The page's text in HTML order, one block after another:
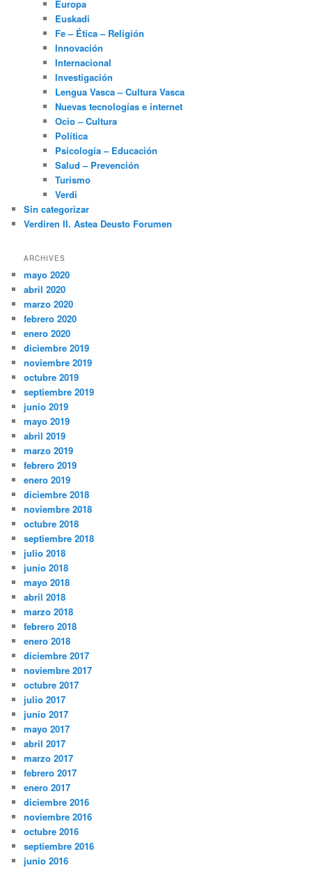
Europa
Euskadi
Fe – Ética – Religión
Innovación
Internacional
Investigación
Lengua Vasca – Cultura Vasca
Nuevas tecnologías e internet
Ocio – Cultura
Política
Psicología – Educación
Salud – Prevención
Turismo
Verdi
Sin categorizar
Verdiren II. Astea Deusto Forumen
ARCHIVES
mayo 2020
abril 2020
marzo 2020
febrero 2020
enero 2020
diciembre 2019
noviembre 2019
octubre 2019
septiembre 2019
junio 2019
mayo 2019
abril 2019
marzo 2019
febrero 2019
enero 2019
diciembre 2018
noviembre 2018
octubre 2018
septiembre 2018
julio 2018
junio 2018
mayo 2018
abril 2018
marzo 2018
febrero 2018
enero 2018
diciembre 2017
noviembre 2017
octubre 2017
julio 2017
junio 2017
mayo 2017
abril 2017
marzo 2017
febrero 2017
enero 2017
diciembre 2016
noviembre 2016
octubre 2016
septiembre 2016
junio 2016